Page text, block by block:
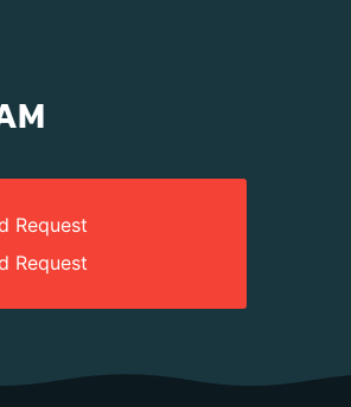
Request
Request